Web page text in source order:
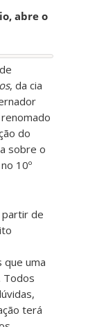
abre o
, da cia
do
sobre o
10º
partir de
que uma
Todos
terá